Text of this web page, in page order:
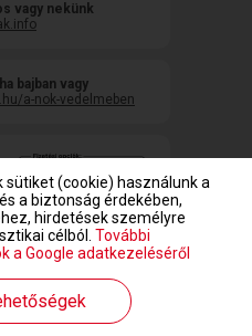
vagy nekünk
bajban vagy
a-nok-vedelmeben
2026 Dating Central Europe Zrt.
(cookie) használunk a
a biztonság érdekében,
hirdetések személyre
célból. További
a Google adatkezeléséről